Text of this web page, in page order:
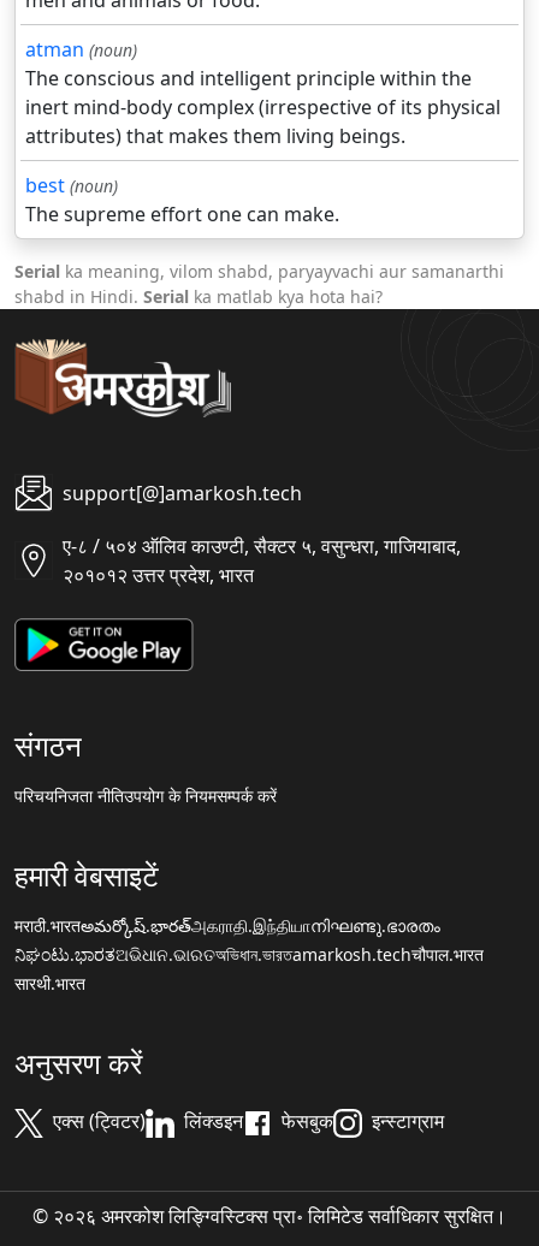
atman (noun)
The conscious and intelligent principle within the
inert mind-body complex (irrespective of its physical
attributes) that makes them living beings.
best (noun)
The supreme effort one can make.
Serial ka meaning, vilom shabd, paryayvachi aur samanarthi
shabd in Hindi. Serial ka matlab kya hota hai?
support[@]amarkosh.tech
ए-८ / ५०४ ऑलिव काउण्टी, सैक्टर ५, वसुन्धरा, गाजियाबाद,
२०१०१२ उत्तर प्रदेश, भारत
संगठन
परिचयनिजता नीतिउपयोग के नियमसम्पर्क करें
हमारी वेबसाइटें
मराठी.भारतఅమర్కోష్.భారత్அகராதி.இந்தியாനിഘണ്ടു.ഭാരതം
ನಿಘಂಟು.ಭಾರತଅଭିଧାନ.ଭାରତঅভিধান.ভারতamarkosh.techचौपाल.भारत
सारथी.भारत
अनुसरण करें
एक्स (ट्विटर) लिंक्डइन फेसबुक इन्स्टाग्राम
© २०२६ अमरकोश लिङ्ग्विस्टिक्स प्रा॰ लिमिटेड सर्वाधिकार सुरक्षित।